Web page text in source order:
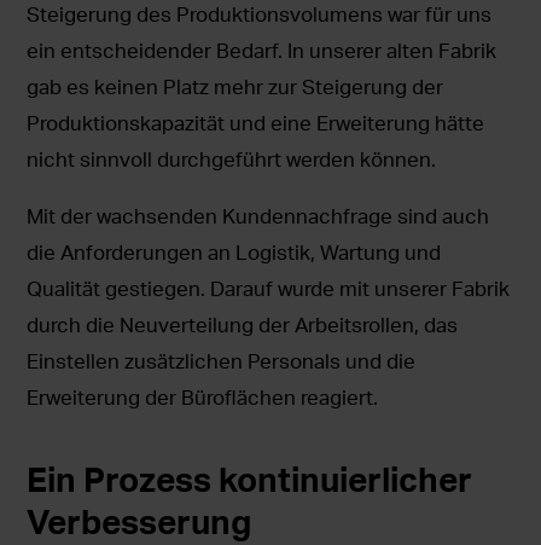
Steigerung des Produktionsvolumens war für uns
ein entscheidender Bedarf. In unserer alten Fabrik
gab es keinen Platz mehr zur Steigerung der
Produktionskapazität und eine Erweiterung hätte
nicht sinnvoll durchgeführt werden können.
Mit der wachsenden Kundennachfrage sind auch
die Anforderungen an Logistik, Wartung und
Qualität gestiegen. Darauf wurde mit unserer Fabrik
durch die Neuverteilung der Arbeitsrollen, das
Einstellen zusätzlichen Personals und die
Erweiterung der Büroflächen reagiert.
Ein Prozess kontinuierlicher
Verbesserung